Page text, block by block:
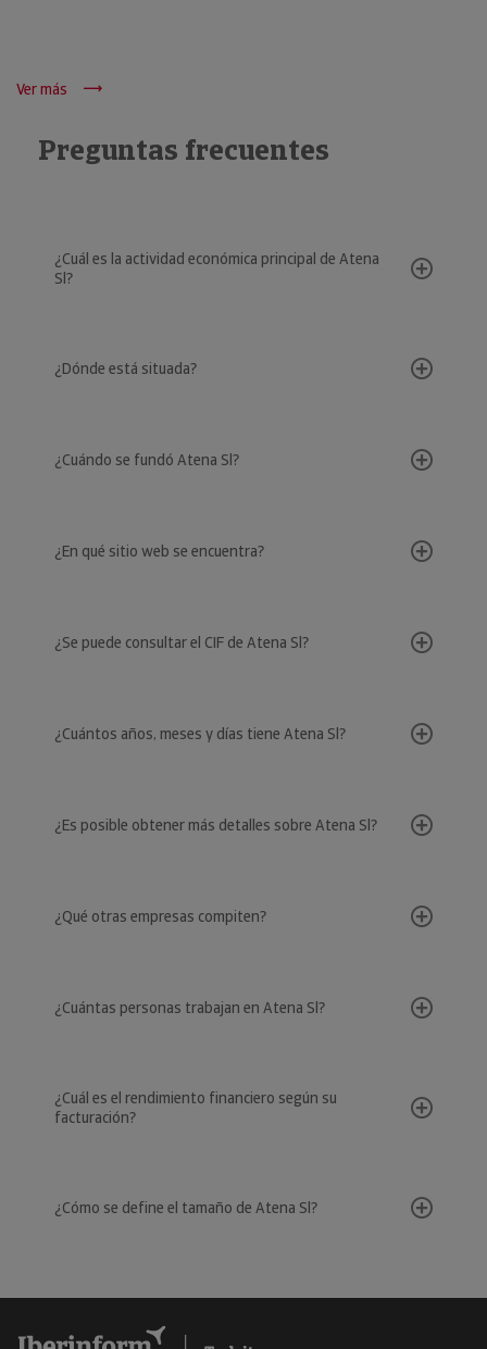
Ver más
Preguntas frecuentes
¿Cuál es la actividad económica principal de Atena
Sl?
¿Dónde está situada?
¿Cuándo se fundó Atena Sl?
¿En qué sitio web se encuentra?
¿Se puede consultar el CIF de Atena Sl?
¿Cuántos años, meses y días tiene Atena Sl?
¿Es posible obtener más detalles sobre Atena Sl?
¿Qué otras empresas compiten?
¿Cuántas personas trabajan en Atena Sl?
¿Cuál es el rendimiento financiero según su
facturación?
¿Cómo se define el tamaño de Atena Sl?